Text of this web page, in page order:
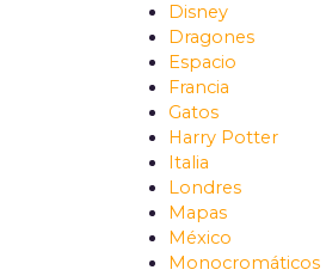
Disney
Dragones
Espacio
Francia
Gatos
Harry Potter
Italia
Londres
Mapas
México
Monocromáticos